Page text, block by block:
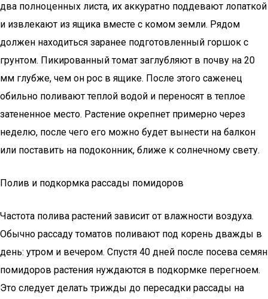
два полноценных листа, их аккуратно поддевают лопаткой
и извлекают из ящика вместе с комом земли. Рядом
должен находиться заранее подготовленный горшок с
грунтом. Пикированный томат заглубляют в почву на 20
мм глубже, чем он рос в ящике. После этого саженец
обильно поливают теплой водой и переносят в теплое
затененное место. Растение окрепнет примерно через
неделю, после чего его можно будет вынести на балкон
или поставить на подоконник, ближе к солнечному свету.
Полив и подкормка рассады помидоров
Частота полива растений зависит от влажности воздуха.
Обычно рассаду томатов поливают под корень дважды в
день: утром и вечером. Спустя 40 дней после посева семян
помидоров растения нуждаются в подкормке перегноем.
Это следует делать трижды до пересадки рассады на